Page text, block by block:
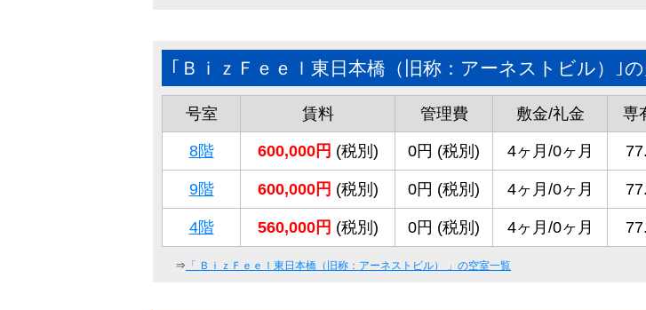
｢ＢｉｚＦｅｅｌ東日本橋（旧称：アーネストビル）｣
号室 賃料 管理費 敷金/礼金 専
8階 600,000円 (税別) 0円 (税別) 4ヶ月/0ヶ月
9階 600,000円 (税別) 0円 (税別) 4ヶ月/0ヶ月
4階 560,000円 (税別) 0円 (税別) 4ヶ月/0ヶ月
⇒ 「 ＢｉｚＦｅｅｌ東日本橋（旧称：アーネストビル） 」の空室一覧